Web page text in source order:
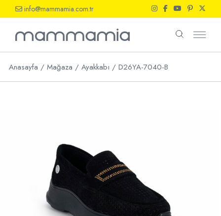
the
info@mammamia.com.tr
Anasayfa Mağaza Ayakkabı D26YA-7040-B